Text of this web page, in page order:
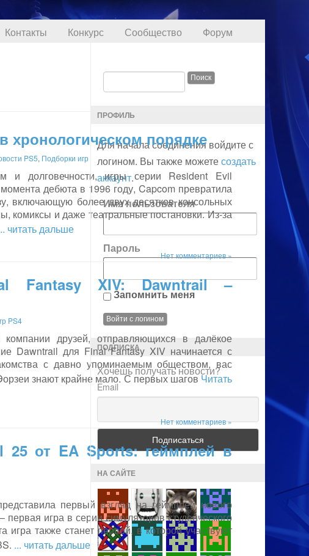
Контакты Конкурс Сообщество Форум
хронологическом порядке
PS5, Подборки игр
и долговечности, игры серии Resident Evil
дебюта в 1996 году, Capcom превратила
включающую более двух десятков консольных
комиксы и даже театральные постановки. Из-за
читать дальше
Нет комментариев »
Fantasy XIV: Dawntrail –
PS4
друзей, отправляющихся в далёкое
Dawntrail для Final Fantasy XIV начинается с
с давно упоминаемым обществом, вас
знают крайне мало. С первых шаговЧитать
Нет комментариев »
25 от EA Sports: геймплей в
первый взгляд на геймплей нового
игра в серии симуляторов студенческого
также станет первой, в которой участвуют
... читать дальше
ПРОФИЛЬ
Для начала соединения войдите с
логином. Вы также можетесоздать
аккаунт.
Имя пользователя
Пароль
Запомнить меня
ПОДПИСКА
Хочешь получать новости?
Email
НА САЙТЕ